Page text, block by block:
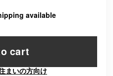
available
cart
まいの方向け